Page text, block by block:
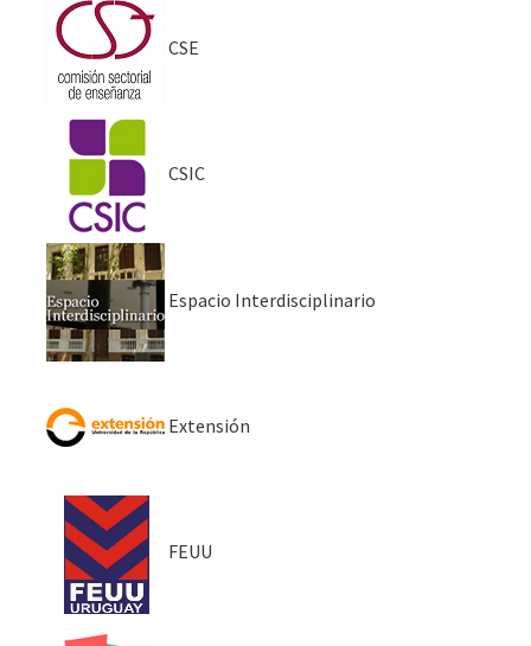
CSE
CSIC
Espacio Interdisciplinario
Extensión
FEUU